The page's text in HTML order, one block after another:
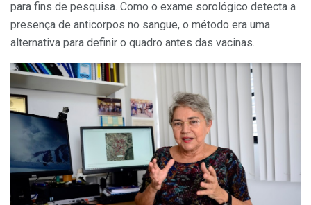
para fins de pesquisa. Como o exame sorológico detecta a
presença de anticorpos no sangue, o método era uma
alternativa para definir o quadro antes das vacinas.